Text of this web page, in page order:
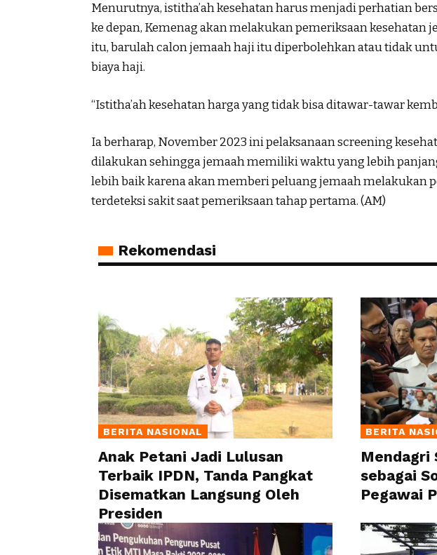
Menurutnya, istitha’ah kesehatan harus menjadi perhatian
ke depan, Kemenag akan melakukan pemeriksaan kesehatan
itu, barulah calon jemaah haji itu diperbolehkan atau tidak
biaya haji.
“Istitha’ah kesehatan harga yang tidak bisa ditawar-tawar
Ia berharap, November 2023 ini pelaksanaan screening
dilakukan sehingga jemaah memiliki waktu yang lebih
lebih baik karena akan memberi peluang jemaah melakukan
terdeteksi sakit saat pemeriksaan tahap pertama. (AM)
Rekomendasi
BERITA NASIONAL
Anak Petani Jadi Lulusan
Terbaik IPDN, Tanda Pangkat
Disematkan Langsung Oleh
Presiden
BERITA
Mendagri
sebagai
Pegawai